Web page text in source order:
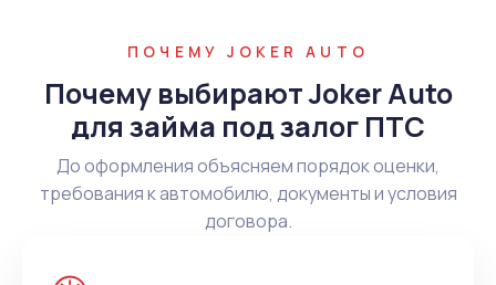
ПОЧЕМУ JOKER AUTO
Почему выбирают Joker Auto
для займа под залог ПТС
До оформления объясняем порядок оценки,
требования к автомобилю, документы и условия
договора.